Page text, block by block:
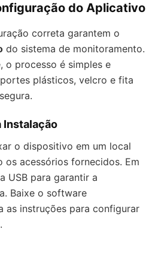
do Aplicativo
correta garantem o
do sistema de monitoramento.
o processo é simples e
plásticos, velcro e fita
Instalação
o dispositivo em um local
acessórios fornecidos. Em
USB para garantir a
Baixe o software
as instruções para configurar